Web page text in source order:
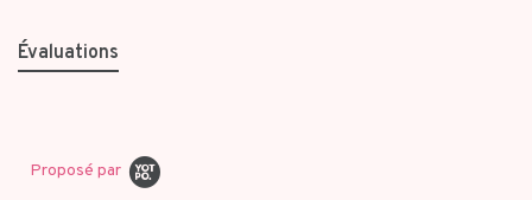
Évaluations
Proposé par